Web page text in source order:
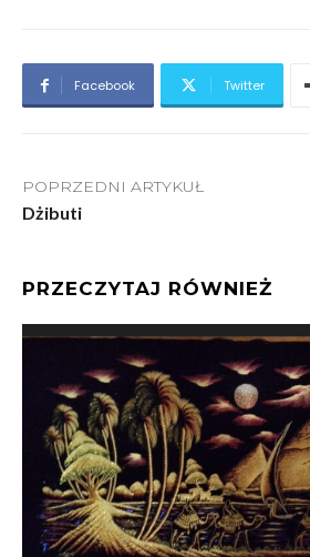
Facebook Twitter
POPRZEDNI ARTYKUŁ
Dżibuti
PRZECZYTAJ RÓWNIEŻ